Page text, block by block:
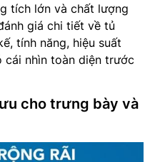
tích lớn và chất lượng
giá chi tiết về tủ
tính năng, hiệu suất
cái nhìn toàn diện trước
cho trưng bày và